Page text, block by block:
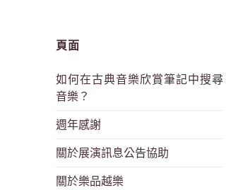
頁面
如何在古典音樂欣賞筆記中搜尋
音樂？
週年感謝
關於展演訊息公告協助
關於樂品越樂